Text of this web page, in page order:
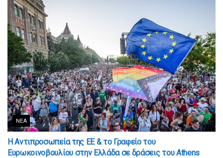
ΝΈΑ
Η Αντιπροσωπεία της ΕΕ & το Γραφείο του
Ευρωκοινοβουλίου στην Ελλάδα σε δράσεις του Athens